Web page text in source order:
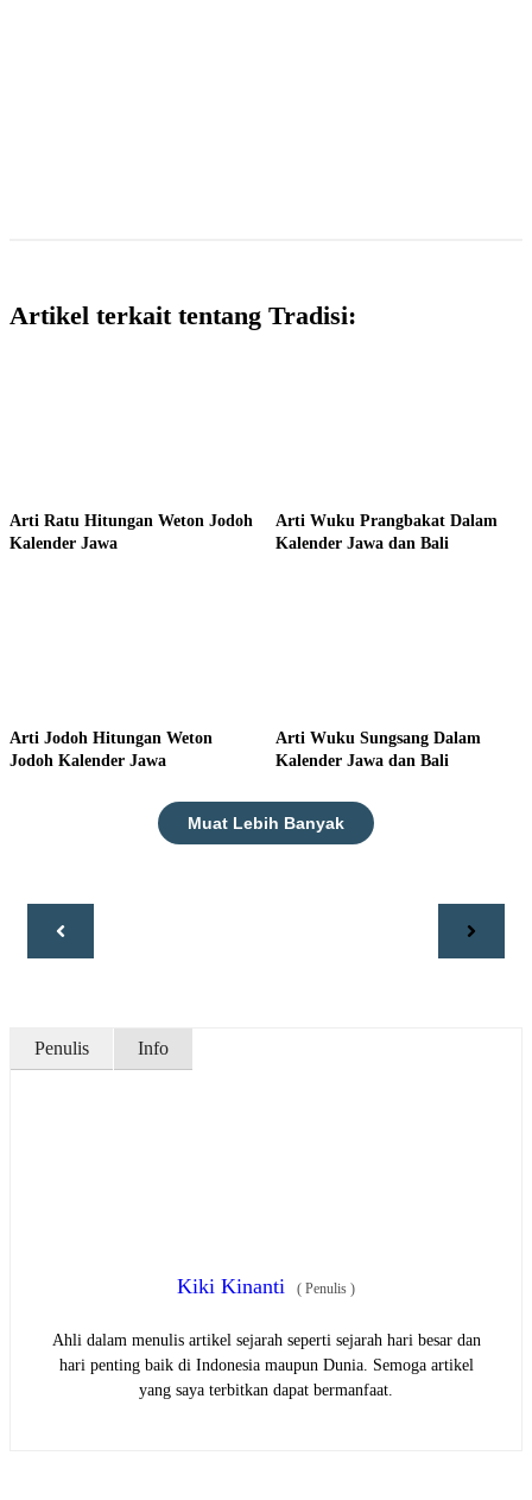
Artikel terkait tentang Tradisi:
Arti Ratu Hitungan Weton Jodoh
Kalender Jawa
Arti Wuku Prangbakat Dalam
Kalender Jawa dan Bali
Arti Jodoh Hitungan Weton
Jodoh Kalender Jawa
Arti Wuku Sungsang Dalam
Kalender Jawa dan Bali
Muat Lebih Banyak
Penulis Info
Kiki Kinanti ( Penulis )
Ahli dalam menulis artikel sejarah seperti sejarah hari besar dan
hari penting baik di Indonesia maupun Dunia. Semoga artikel
yang saya terbitkan dapat bermanfaat.